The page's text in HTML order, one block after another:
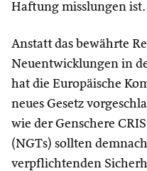
Haftung misslungen ist.
Anstatt das bewährte
Neuentwicklungen in
hat die Europäische
neues Gesetz
wie der Genschere
(NGTs) sollten
verpflichtenden